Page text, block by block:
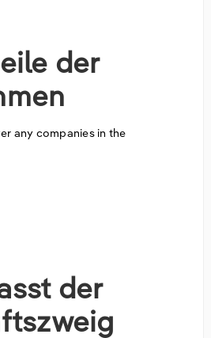
der
any companies in the
der